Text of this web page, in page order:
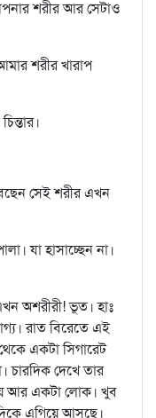
শরীর আর সেটাও
শরীর খারাপ
সেই শরীর এখন
যা হাসাচ্ছেন না।
অশরীরী! ভূত। হাঃ
রাত বিরেতে এই
একটা সিগারেট
চারদিক দেখে তার
আর একটা লোক। খুব
এগিয়ে আসছে।